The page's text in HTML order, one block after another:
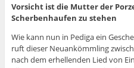
Vorsicht ist die Mutter der
Scherbenhaufen zu stehen
Wie kann nun in Pediga ein
ruft dieser Neuankömmling
nach dem erhellenden Lied von